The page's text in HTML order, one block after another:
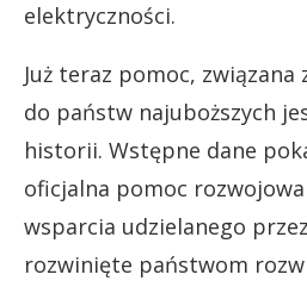
elektryczności.
Już teraz pomoc, związana
do państw najuboższych
historii. Wstępne dane
oficjalna pomoc rozwojowa
wsparcia udzielanego
rozwinięte państwom